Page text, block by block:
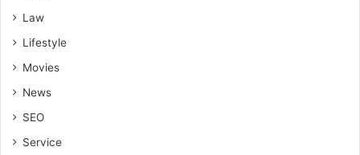
Law
Lifestyle
Movies
News
SEO
Service